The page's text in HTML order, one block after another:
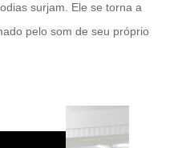
surjam. Ele se torna a
pelo som de seu próprio